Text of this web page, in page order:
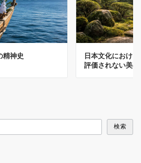
精神史
日本文化におけ
評価されない美
検索